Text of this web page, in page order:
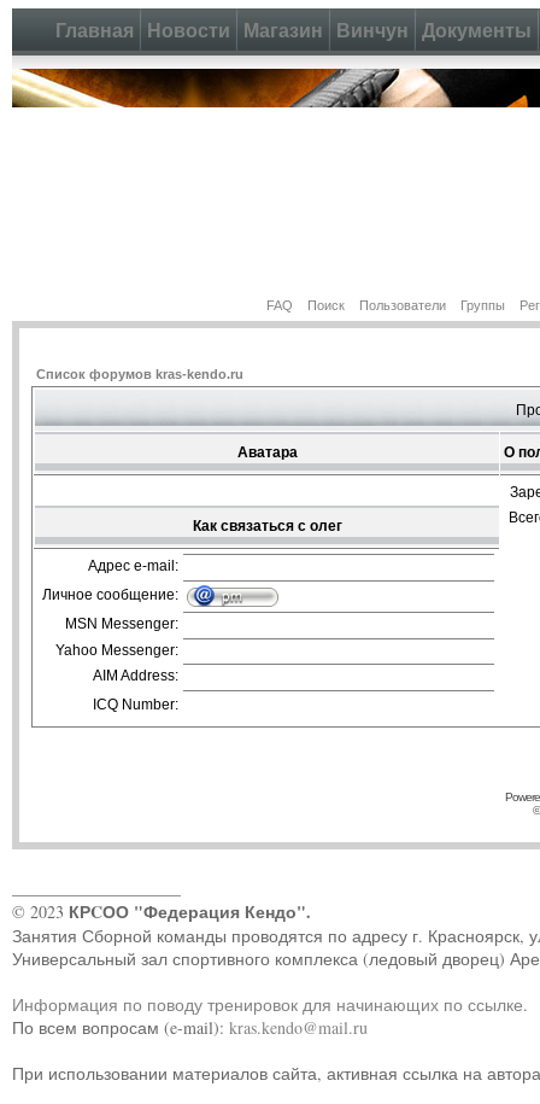
Главная Новости Магазин Винчун Документы
FAQ Поиск Пользователи Группы
Список форумов kras-kendo.ru
Аватара О
Как связаться с олег
Адрес e-mail:
Личное сообщение:
MSN Messenger:
Yahoo Messenger:
AIM Address:
ICQ Number:
© 2023 КРCОО "Федерация Кендо".
Занятия Сборной команды проводятся по адресу г. Красноярск,
Универсальный зал спортивного комплекса (ледовый дворец)
Информация по поводу тренировок для начинающих по ссылке.
По всем вопросам (e-mail): kras.kendo@mail.ru
При использовании материалов сайта, активная ссылка на